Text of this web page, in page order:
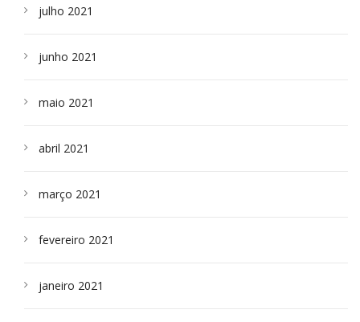
julho 2021
junho 2021
maio 2021
abril 2021
março 2021
fevereiro 2021
janeiro 2021